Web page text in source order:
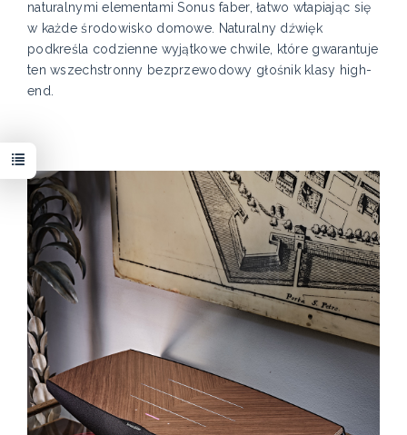
naturalnymi elementami Sonus faber, łatwo wtapiając się
w każde środowisko domowe. Naturalny dźwięk
podkreśla codzienne wyjątkowe chwile, które gwarantuje
ten wszechstronny bezprzewodowy głośnik klasy high-
end.